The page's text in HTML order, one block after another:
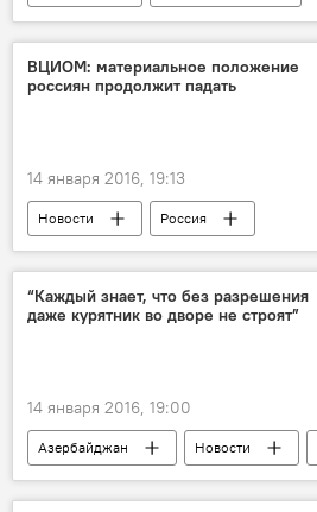
ВЦИОМ: материальное положение
россиян продолжит падать
14 января 2016, 19:13
Новости Россия
“Каждый знает, что без разрешения
даже курятник во дворе не строят”
14 января 2016, 19:00
Азербайджан Новости
Сумгайыт
Снос объектов